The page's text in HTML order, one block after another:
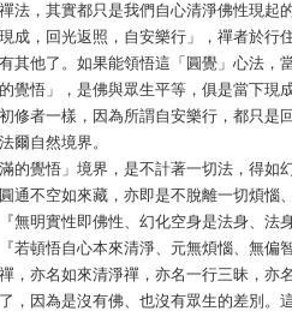
法，其實都只是我們自心清淨佛性現起
現成，回光返照，自安樂行」，禪者於行
其他了。如果能領悟這「圓覺」心法，
覺悟」，是佛與眾生平等，俱是當下現
修者一樣，因為所謂自安樂行，都只是
爾自然境界。
滿的覺悟」境界，是不計著一切法，得如
通不空如來藏，亦即是不脫離一切煩惱
無明實性即佛性、幻化空身是法身、法
若頓悟自心本來清淨、元無煩惱、無偏
，亦名如來清淨禪，亦名一行三昧，亦
，因為是沒有佛、也沒有眾生的差別。